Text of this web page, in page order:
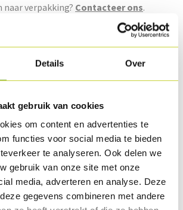
Details Over
gebruik van cookies
om content en advertenties te
functies voor social media te bieden
te analyseren. Ook delen we
gebruik van onze site met onze
media, adverteren en analyse. Deze
gegevens combineren met andere
naar verpakking? Contacteer ons.
dit product